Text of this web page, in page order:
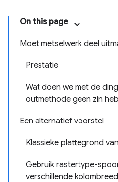
On this page
Moet metselwerk deel
Prestatie
Wat doen we met de
outmethode geen zin
Een alternatief voorstel
Klassieke plattegrond
Gebruik rastertype-
verschillende